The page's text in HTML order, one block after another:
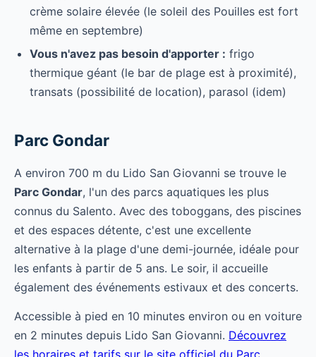
crème solaire élevée (le soleil des Pouilles est fort
même en septembre)
Vous n'avez pas besoin d'apporter : frigo
thermique géant (le bar de plage est à proximité),
transats (possibilité de location), parasol (idem)
Parc Gondar
A environ 700 m du Lido San Giovanni se trouve le
Parc Gondar, l'un des parcs aquatiques les plus
connus du Salento. Avec des toboggans, des piscines
et des espaces détente, c'est une excellente
alternative à la plage d'une demi-journée, idéale pour
les enfants à partir de 5 ans. Le soir, il accueille
également des événements estivaux et des concerts.
Accessible à pied en 10 minutes environ ou en voiture
en 2 minutes depuis Lido San Giovanni. Découvrez
les horaires et tarifs sur le site officiel du Parc